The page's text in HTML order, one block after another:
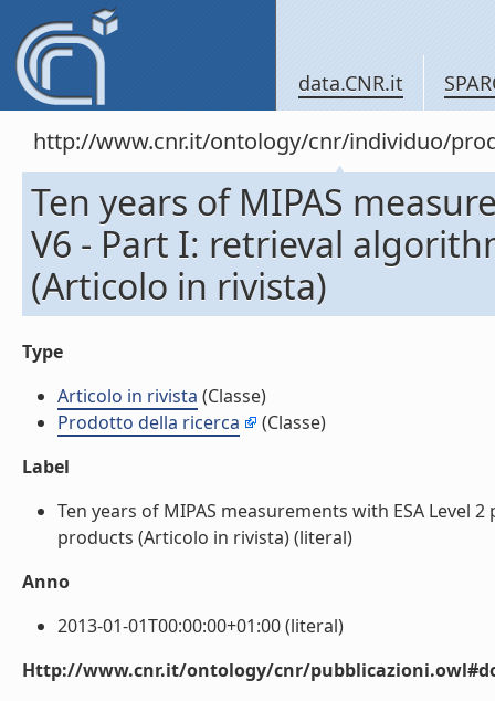
data.CNR.it
http://www.cnr.it/ontology/cnr/individuo/
Ten years of MIPAS
V6 - Part I: retrieval
(Articolo in rivista)
Type
Articolo in rivista (Classe)
Prodotto della ricerca
(Classe)
Label
Ten years of MIPAS measurements with ESA
products (Articolo in rivista) (literal)
Anno
2013-01-01T00:00:00+01:00 (literal)
Http://www.cnr.it/ontology/cnr/